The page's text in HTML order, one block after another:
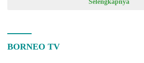
Selengkapnya
BORNEO TV